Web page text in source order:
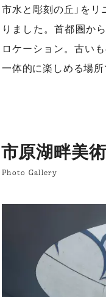
市水と彫刻の丘」を
りました。首都圏か
ロケーション。古い
一体的に楽しめる場
市原湖畔美
Photo Gallery